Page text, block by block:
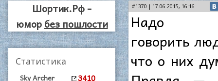
Шортик.Рф -
юморбез пошлости
Статистика
Sky Archer 3410
#1370 | 17-06-2015, 16:16
Надо
говорить
что о них